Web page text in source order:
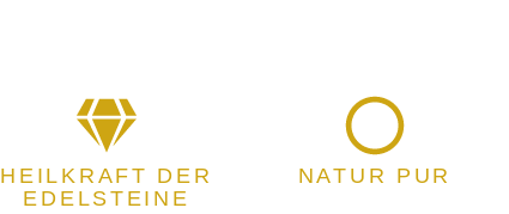
HEILKRAFT DER
EDELSTEINE
NATUR PUR